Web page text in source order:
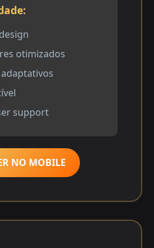
otimizados
support
NO MOBILE